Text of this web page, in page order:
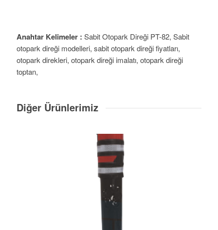
Anahtar Kelimeler : Sabit Otopark Direği PT-82, Sabit
otopark direği modelleri, sabit otopark direği fiyatları,
otopark direkleri, otopark direği imalatı, otopark direği
toptan,
Diğer Ürünlerimiz